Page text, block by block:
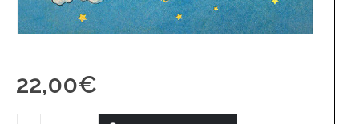
22,00€